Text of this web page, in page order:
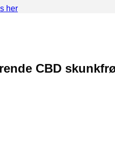
her
CBD